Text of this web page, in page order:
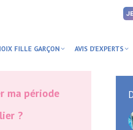
FILLE GARÇON AVIS D’EXPERTS
ma période
?